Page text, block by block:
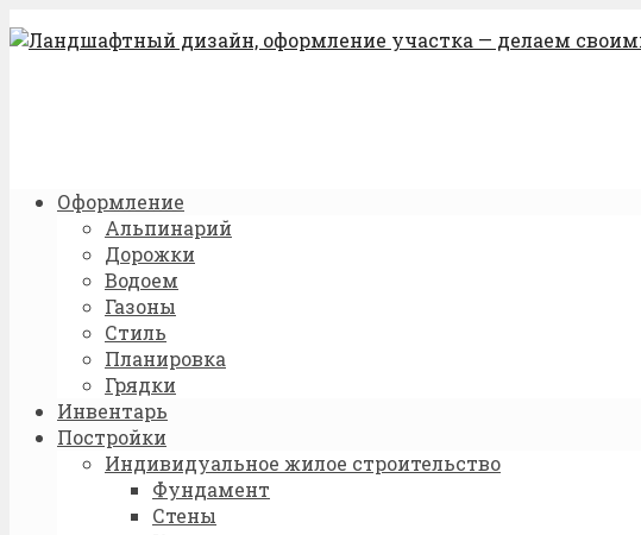
Оформление
Альпинарий
Дорожки
Водоем
Газоны
Стиль
Планировка
Грядки
Инвентарь
Постройки
Индивидуальное жилое строительство
Фундамент
Стены